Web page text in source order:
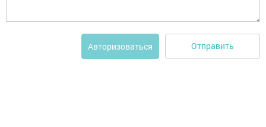
Авторизоваться Отправить